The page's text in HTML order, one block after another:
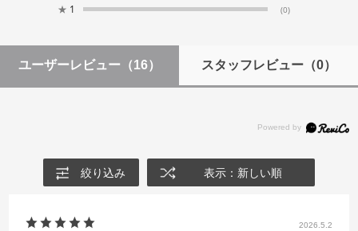
★ 1 (0)
ユーザーレビュー （16） スタッフレビュー（0）
絞り込み 表示：新しい順
2026.5.2